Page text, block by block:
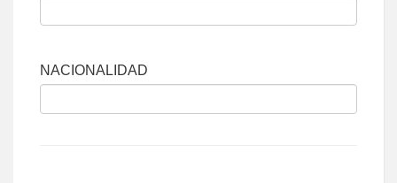
NACIONALIDAD